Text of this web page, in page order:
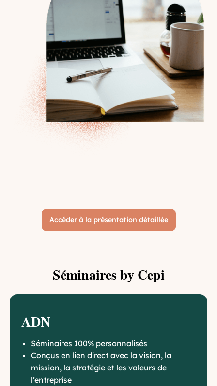
Accéder à la présentation détaillée
Séminaires by Cepi
ADN
Séminaires 100% personnalisés
Conçus en lien direct avec la vision, la
mission, la stratégie et les valeurs de
l’entreprise